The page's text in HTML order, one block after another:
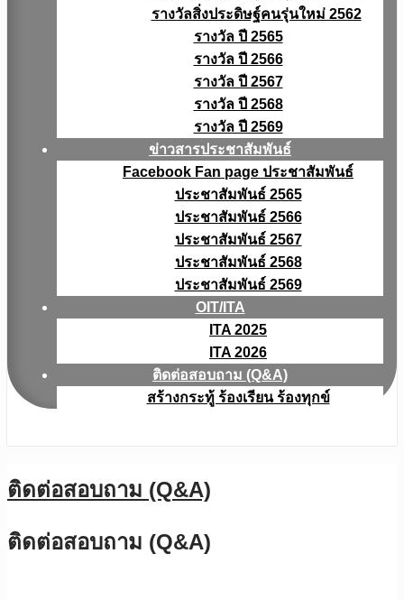
รางวัลสิ่งประดิษฐ์คนรุ่นใหม่ 2562
รางวัล ปี 2565
รางวัล ปี 2566
รางวัล ปี 2567
รางวัล ปี 2568
รางวัล ปี 2569
ข่าวสารประชาสัมพันธ์
Facebook Fan page ประชาสัมพันธ์
ประชาสัมพันธ์ 2565
ประชาสัมพันธ์ 2566
ประชาสัมพันธ์ 2567
ประชาสัมพันธ์ 2568
ประชาสัมพันธ์ 2569
OIT/ITA
ITA 2025
ITA 2026
ติดต่อสอบถาม (Q&A)
สร้างกระทู้ ร้องเรียน ร้องทุกข์
ติดต่อสอบถาม (Q&A)
ติดต่อสอบถาม (Q&A)